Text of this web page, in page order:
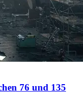
76 und 135